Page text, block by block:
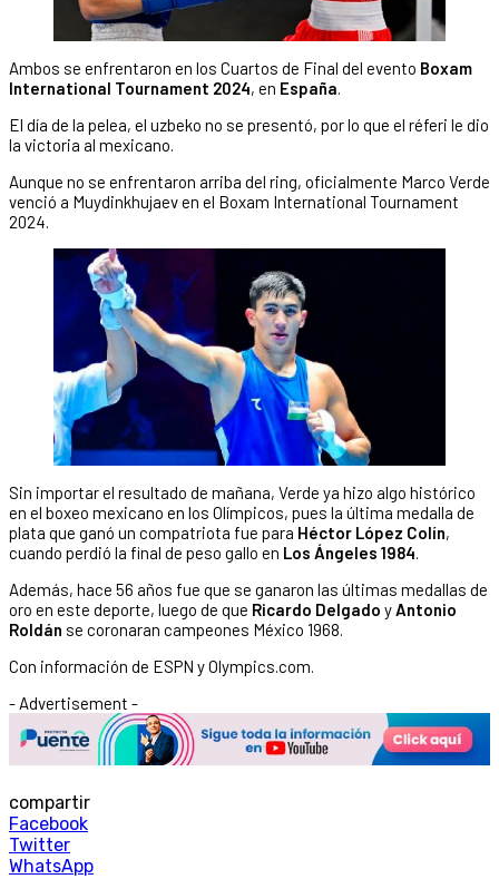
Ambos se enfrentaron en los Cuartos de Final del evento Boxam
International Tournament 2024, en España
El día de la pelea, el uzbeko no se presentó, por lo que el réferi le dio
la victoria al mexicano.
Aunque no se enfrentaron arriba del ring, oficialmente Marco Verde
venció a Muydinkhujaev en el Boxam International Tournament
2024.
Sin importar el resultado de mañana, Verde ya hizo algo histórico
en el boxeo mexicano en los Olímpicos, pues la última medalla de
plata que ganó un compatriota fue para Héctor López Colín,
cuando perdió la final de peso gallo en Los Ángeles 1984.
Además, hace 56 años fue que se ganaron las últimas medallas de
oro en este deporte, luego de que Ricardo Delgado yAntonio
Roldán se coronaran campeones México 1968.
Con información de ESPN y Olympics.com.
- Advertisement -
compartir
Facebook
Twitter
WhatsApp